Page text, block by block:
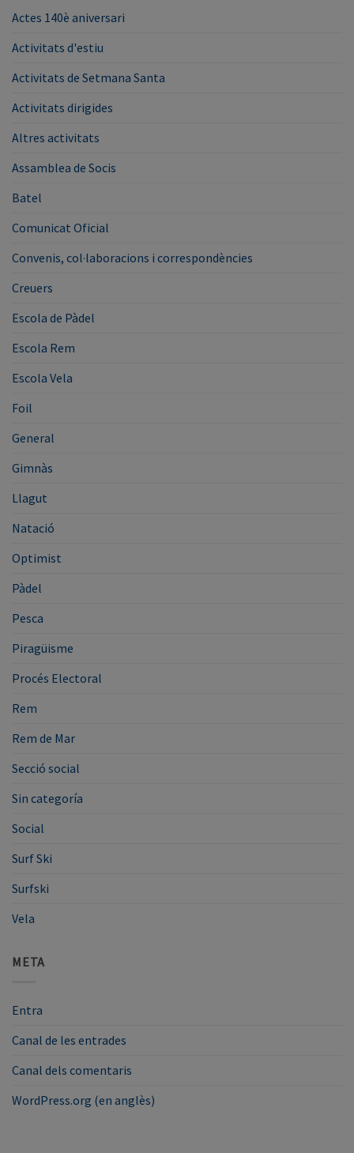
Actes 140è aniversari
Activitats d'estiu
Activitats de Setmana Santa
Activitats dirigides
Altres activitats
Assamblea de Socis
Batel
Comunicat Oficial
Convenis, col·laboracions i correspondències
Creuers
Escola de Pàdel
Escola Rem
Escola Vela
Foil
General
Gimnàs
Llagut
Natació
Optimist
Pàdel
Pesca
Piragüisme
Procés Electoral
Rem
Rem de Mar
Secció social
Sin categoría
Social
Surf Ski
Surfski
Vela
META
Entra
Canal de les entrades
Canal dels comentaris
WordPress.org (en anglès)